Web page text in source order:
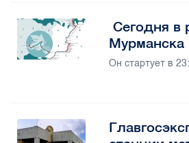
Сегодня в
Мурманска
Он стартует в